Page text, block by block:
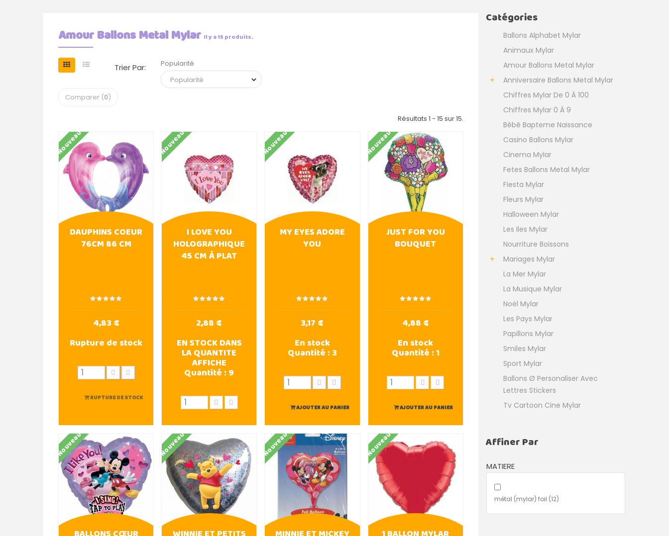
Amour Ballons Metal Mylar Il y a 15 produits.
Trier Par: Popularité
Comparer (0)
Résultats 1 - 15 sur 15.
Nouveau
DAUPHINS COEUR
76CM 86 CM
4,83 €
Rupture de stock
RUPTURE DE STOCK
Nouveau
I LOVE YOU
HOLOGRAPHIQUE
45 CM À PLAT
2,88 €
EN STOCK DANS
LA QUANTITE
AFFICHE
Quantité :9
AJOUTER AU PANIER
Nouveau
MY EYES ADORE
YOU
3,17 €
En stock
Quantité :3
AJOUTER AU PANIER
Nouveau
JUST FOR YOU
BOUQUET
4,88 €
En stock
Quantité :1
AJOUTER AU PANIER
Nouveau Nouveau Nouveau Nouveau
Catégories
Ballons Alphabet Mylar
Animaux Mylar
Amour Ballons Metal Mylar
Anniversaire Ballons Metal Mylar
Chiffres Mylar De 0 À 100
Chiffres Mylar 0 À 9
Bêbê Bapteme Naissance
Casino Ballons Mylar
Cinema Mylar
Fetes Ballons Metal Mylar
Fiesta Mylar
Fleurs Mylar
Halloween Mylar
Les Iles Mylar
Nourriture Boissons
Mariages Mylar
La Mer Mylar
La Musique Mylar
Noël Mylar
Les Pays Mylar
Papillons Mylar
Smiles Mylar
Sport Mylar
Ballons Ø Personaliser Avec
Lettres Stickers
Tv Cartoon Cine Mylar
Affiner Par
MATIERE
métal (mylar) foil (12)